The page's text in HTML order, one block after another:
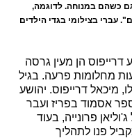
כשהם במנוחה. לדוגמה,
בצילומי בגדי הילדים
הן מעין גרסה
מחלומות פרעה. בגיל
מיכאל דרייפוס. יהושע
אסמוד בפריז ועבר
פרונייה, בעוד
פנו לתהליך